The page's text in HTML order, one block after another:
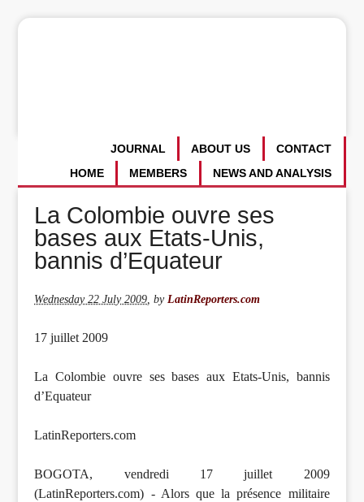
CONTACT
ABOUT US
JOURNAL
NEWS AND ANALYSIS
MEMBERS
HOME
La Colombie ouvre ses
bases aux Etats-Unis,
bannis d’Equateur
Wednesday 22 July 2009,byLatinReporters.com
17 juillet 2009
La Colombie ouvre ses bases aux Etats-Unis, bannis
d’Equateur
LatinReporters.com
BOGOTA, vendredi 17 juillet 2009
(LatinReporters.com) - Alors que la présence militaire